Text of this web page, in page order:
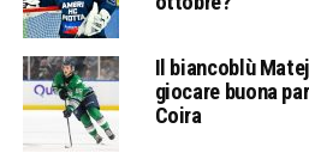
Il biancoblù
giocare buona
Coira